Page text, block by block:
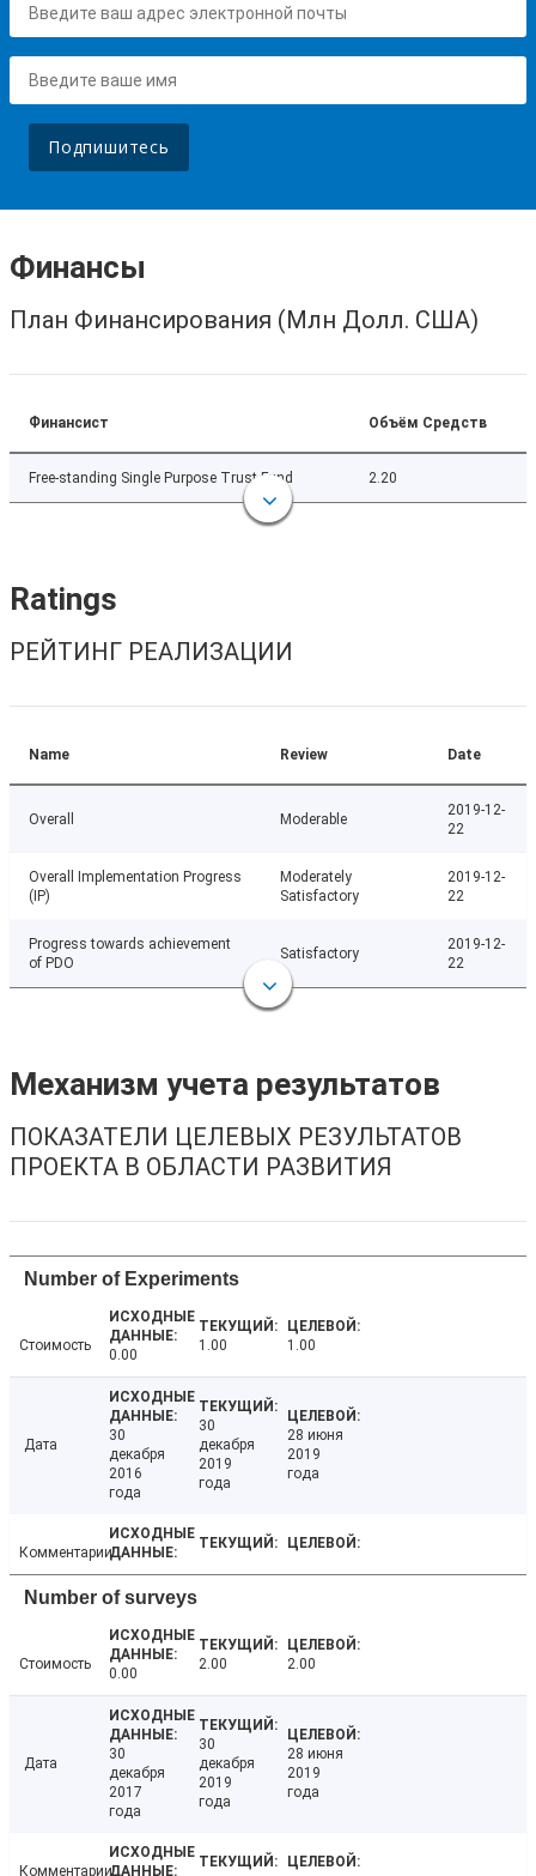
Подпишитесь
Финансы
План Финансирования (Млн Долл. США)
Финансист Объём Средств
Free-standing Single Purpose Trust Fund 2.20
Ratings
РЕЙТИНГ РЕАЛИЗАЦИИ
Name Review Date
Overall Moderable
2019-12-
22
Overall Implementation Progress
(IP)
Moderately
Satisfactory
2019-12-
22
Progress towards achievement
of PDO
Satisfactory
2019-12-
22
Механизм учета результатов
ПОКАЗАТЕЛИ ЦЕЛЕВЫХ РЕЗУЛЬТАТОВ
ПРОЕКТА В ОБЛАСТИ РАЗВИТИЯ
Number of Experiments
Стоимость
0.00
1.00 1.00
Дата
30
декабря
2016
года
30
декабря
2019
года
28 июня
2019
года
Комментарии
Number of surveys
Стоимость
0.00
2.00 2.00
Дата
30
декабря
2017
года
30
декабря
2019
года
28 июня
2019
года
Комментарии